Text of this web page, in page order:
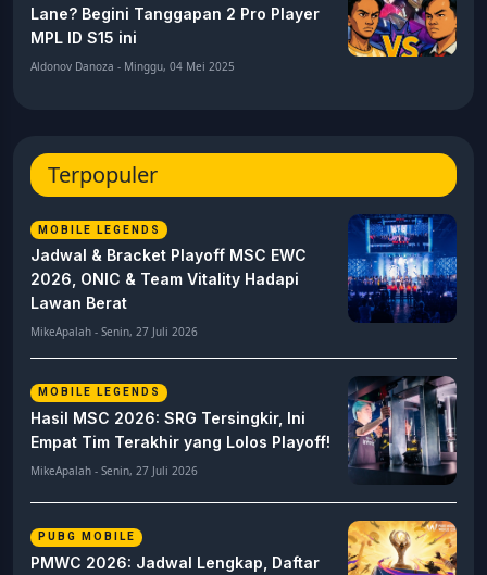
Lane? Begini Tanggapan 2 Pro Player
MPL ID S15 ini
Aldonov Danoza - Minggu, 04 Mei 2025
Terpopuler
MOBILE LEGENDS
Jadwal & Bracket Playoff MSC EWC
2026, ONIC & Team Vitality Hadapi
Lawan Berat
MikeApalah - Senin, 27 Juli 2026
MOBILE LEGENDS
Hasil MSC 2026: SRG Tersingkir, Ini
Empat Tim Terakhir yang Lolos Playoff!
MikeApalah - Senin, 27 Juli 2026
PUBG MOBILE
PMWC 2026: Jadwal Lengkap, Daftar